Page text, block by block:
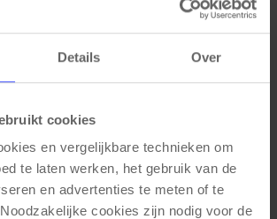
Details Over
cookies
en vergelijkbare technieken om
te laten werken, het gebruik van de
en advertenties te meten of te
cookies zijn nodig voor de